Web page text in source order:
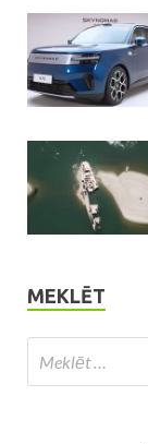
MEKLĒT